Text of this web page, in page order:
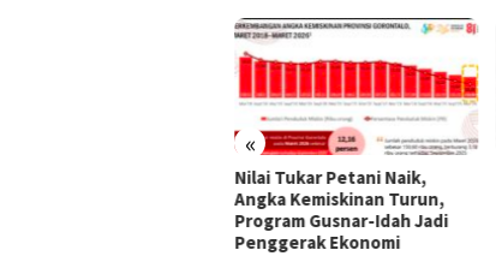
«
Nilai Tukar Petani Naik,
Angka Kemiskinan Turun,
Program Gusnar-Idah Jadi
Penggerak Ekonomi